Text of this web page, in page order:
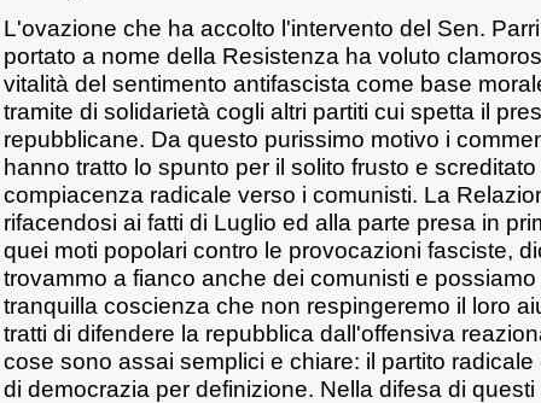
L'ovazione che ha accolto l'intervento del Sen.
portato a nome della Resistenza ha voluto
vitalità del sentimento antifascista come base
tramite di solidarietà cogli altri partiti cui spetta il
repubblicane. Da questo purissimo motivo i
hanno tratto lo spunto per il solito frusto e
compiacenza radicale verso i comunisti. La
rifacendosi ai fatti di Luglio ed alla parte presa in
quei moti popolari contro le provocazioni fasciste,
trovammo a fianco anche dei comunisti e
tranquilla coscienza che non respingeremo il loro
tratti di difendere la repubblica dall'offensiva
cose sono assai semplici e chiare: il partito
di democrazia per definizione. Nella difesa di questi